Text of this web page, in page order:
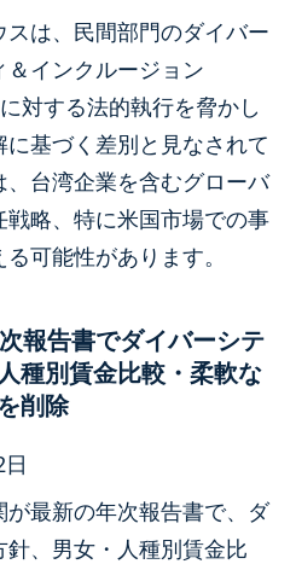
スは、民間部門のダイバー
インクルージョン
対する法的執行を脅かし
基づく差別と見なされて
台湾企業を含むグローバ
略、特に米国市場での事
可能性があります。
報告書でダイバーシテ
種別賃金比較・柔軟な
削除
が最新の年次報告書で、ダ
、男女・人種別賃金比